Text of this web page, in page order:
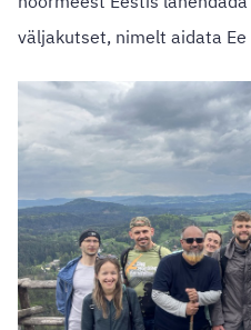
väljakutset, nimelt aidata Ee